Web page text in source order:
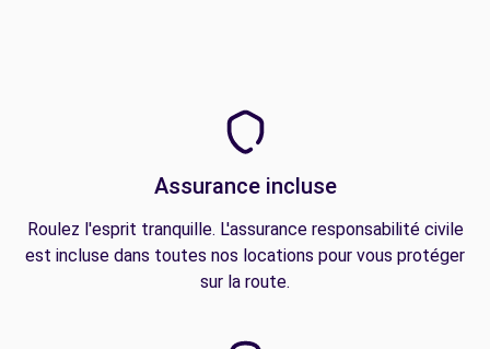
Assurance incluse
Roulez l'esprit tranquille. L'assurance responsabilité civile
est incluse dans toutes nos locations pour vous protéger
sur la route.